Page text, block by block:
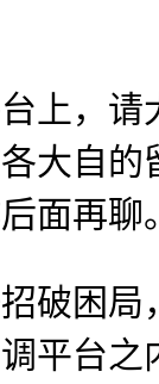
，请
大自
面再聊
困局
平台之